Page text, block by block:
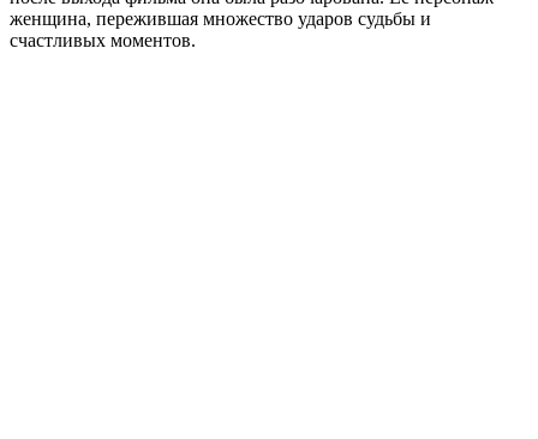
женщина, пережившая множество ударов судьбы и
счастливых моментов.